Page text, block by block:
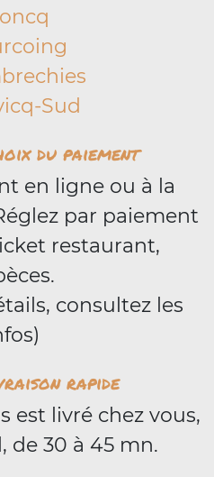
Sud
du paiement
en ligne ou à la
par paiement
restaurant,
consultez les
rapide
est livré chez vous,
de 30 à 45 mn.